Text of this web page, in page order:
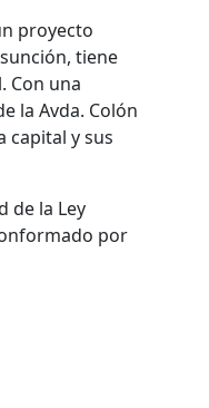
proyecto
tiene
Con una
la Avda. Colón
capital y sus
de la Ley
por